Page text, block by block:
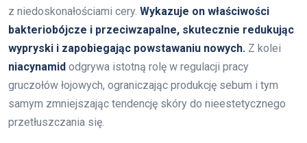
z niedoskonałościami cery. Wykazuje on właściwości
bakteriobójcze i przeciwzapalne, skutecznie redukując
wypryski i zapobiegając powstawaniu nowych. Z kolei
niacynamid odgrywa istotną rolę w regulacji pracy
gruczołów łojowych, ograniczając produkcję sebum i tym
samym zmniejszając tendencję skóry do nieestetycznego
przetłuszczania się.